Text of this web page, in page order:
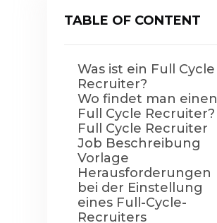
TABLE OF CONTENT
Was ist ein Full Cycle
Recruiter?
Wo findet man einen
Full Cycle Recruiter?
Full Cycle Recruiter
Job Beschreibung
Vorlage
Herausforderungen
bei der Einstellung
eines Full-Cycle-
Recruiters